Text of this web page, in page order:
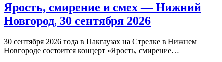
Ярость, смирение и смех — Нижний
Новгород, 30 сентября 2026
30 сентября 2026 года в Пакгаузах на Стрелке в Нижнем
Новгороде состоится концерт «Ярость, смирение…